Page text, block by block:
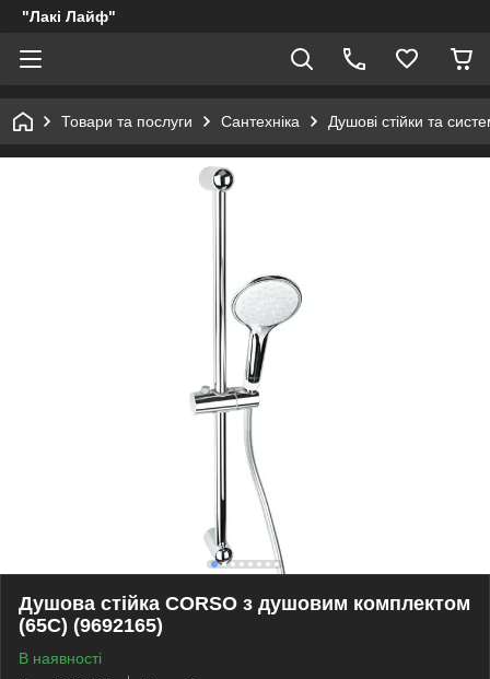
"Лакі Лайф"
Товари та послуги Сантехніка Душові стійки та
Душова стійка CORSO з душовим комплектом
(65C) (9692165)
В наявності